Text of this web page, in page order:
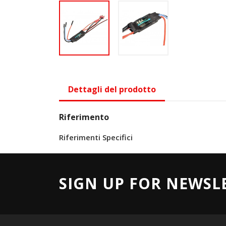
Dettagli del prodotto
Riferimento
Riferimenti Specifici
SIGN UP FOR